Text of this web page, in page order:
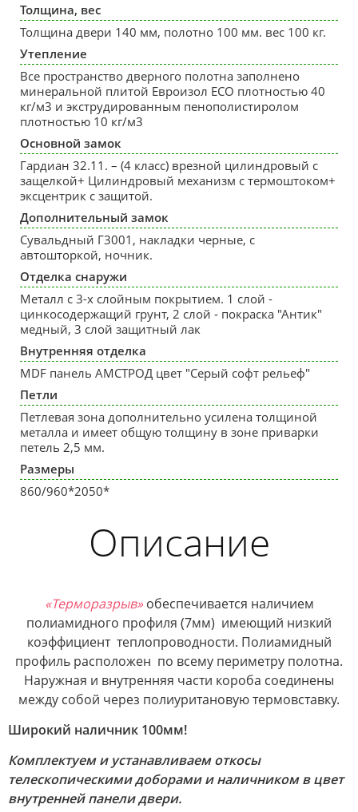
Толщина, вес
Толщина двери 140 мм, полотно 100 мм. вес 100 кг.
Утепление
Все пространство дверного полотна заполнено
минеральной плитой Евроизол ECO плотностью 40
кг/м3 и экструдированным пенополистиролом
плотностью 10 кг/м3
Основной замок
Гардиан 32.11. – (4 класс) врезной цилиндровый с
защелкой+ Цилиндровый механизм с термоштоком+
эксцентрик с защитой.
Дополнительный замок
Сувальдный Г3001, накладки черные, с
автошторкой, ночник.
Отделка снаружи
Металл с 3-х слойным покрытием. 1 слой -
цинкосодержащий грунт, 2 слой - покраска "Антик"
медный, 3 слой защитный лак
Внутренняя отделка
MDF панель АМСТРОД цвет "Серый софт рельеф"
Петли
Петлевая зона дополнительно усилена толщиной
металла и имеет общую толщину в зоне приварки
петель 2,5 мм.
Размеры
860/960*2050*
Описание
«Терморазрыв»обеспечивается наличием
полиамидного профиля (7мм) имеющий низкий
коэффициент теплопроводности. Полиамидный
профиль расположен по всему периметру полотна.
Наружная и внутренняя части короба соединены
между собой через полиуритановую термовставку.
Широкий наличник 100мм!
Комплектуем и устанавливаем откосы
телескопическими доборами и наличником в цвет
внутренней панели двери.